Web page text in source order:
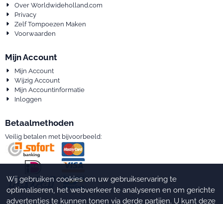
Over Worldwideholland.com
Privacy
Zelf Tompoezen Maken
Voorwaarden
Mijn Account
Mijn Account
Wijzig Account
Mijn Accountinformatie
Inloggen
Betaalmethoden
Veilig betalen met bijvoorbeeld:
Wij gebruiken cookies om uw gebruikservaring te
optimaliseren, het webverkeer te analyseren en om gerichte
advertenties te kunnen tonen via derde partijen. U kunt deze